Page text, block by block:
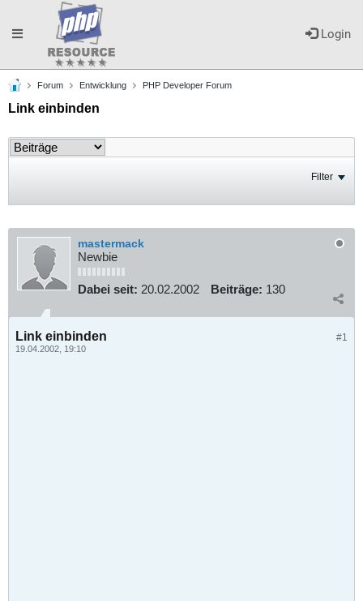
Login
Toggle
navigation
Forum Entwicklung PHP Developer Forum
Link einbinden
Filter
mastermack
Newbie
Dabei seit: 20.02.2002 Beiträge: 130
#1
Link einbinden
19.04.2002, 19:10